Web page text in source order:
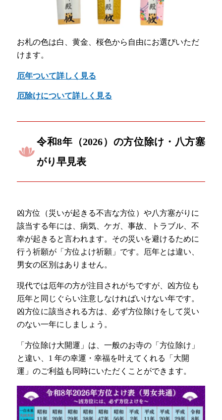
お札の色は白、黄金、桜色から自由にお選びいただ
けます。
厄年ついて詳しく見る
厄除けについて詳しく見る
令和8年（2026）の方位除け・八方塞
がり早見表
凶方位（災いが起きる不吉な方位）や八方塞がりに
該当する年には、病気、ケガ、事故、トラブル、不
幸が起きると言われます。その災いを避けるために
行う祈願が「方位よけ祈願」です。厄年とは違い、
男女の区別はありません。
現代では厄年の方が注目されがちですが、凶方位も
厄年と同じぐらい注意しなければいけない年です。
凶方位に該当される方は、必ず方位除けをして災い
のない一年にしましょう。
「方位除け大開運」は、一般のお寺の「方位除け」
と違い、1 年の幸運・幸福を叶えてくれる「大開
運」のご利益も同時にいただくことができます。